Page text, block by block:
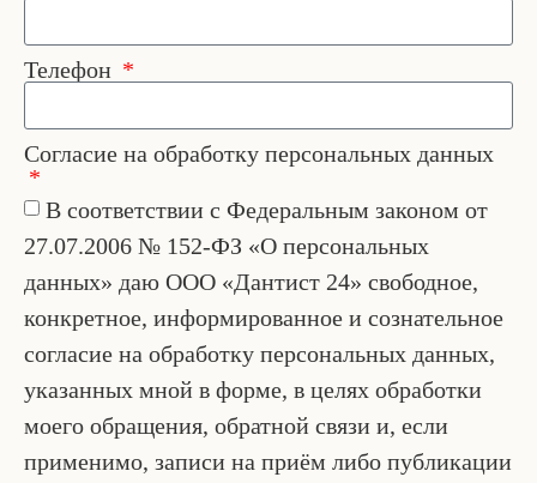
Телефон
Согласие на обработку персональных данных
В соответствии с Федеральным законом от
27.07.2006 № 152-ФЗ «О персональных
данных» даю ООО «Дантист 24» свободное,
конкретное, информированное и сознательное
согласие на обработку персональных данных,
указанных мной в форме, в целях обработки
моего обращения, обратной связи и, если
применимо, записи на приём либо публикации